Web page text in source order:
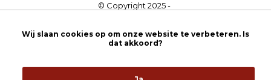
Nederland4,7- bekijk
onze 100+ reviews
Wij slaan cookies op om onze website te verbeteren. Is
dat akkoord?